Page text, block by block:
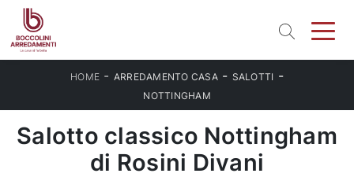
HOME - ARREDAMENTO CASA- SALOTTI -
NOTTINGHAM
Salotto classico Nottingham
di Rosini Divani